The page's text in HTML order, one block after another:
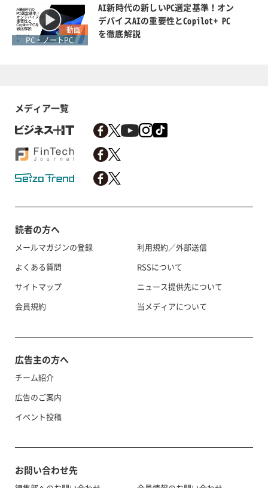
動画
PC・ノートPC
AI新時代の新しいPC選定基準！オン
デバイスAIの重要性とCopilot+ PC
を徹底解説
メディア一覧
読者の方へ
メールマガジンの登録
よくある質問
サイトマップ
会員規約
利用規約／外部送信
RSSについて
ニュース提供先について
当メディアについて
広告主の方へ
チーム紹介
広告のご案内
イベント投稿
お問い合わせ先